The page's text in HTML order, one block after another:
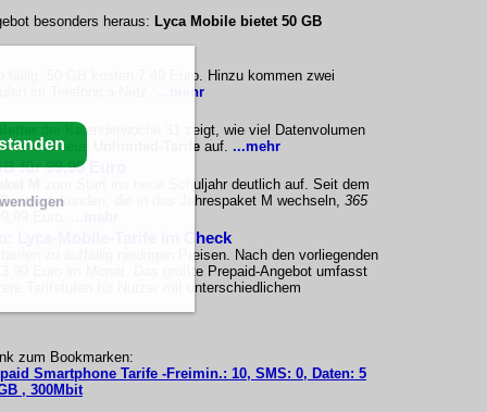
besonders heraus: Lyca Mobile bietet 50 GB
fällig, 50 GB kosten 7,49 Euro. Hinzu kommen zwei
im Telefónica-Netz. ...mehr
der Kalenderwoche 31 zeigt, wie viel Datenvolumen
und neue
Unlimited-Tarife auf. ...mehr
für 99,99 Euro
zum Start ins neue Schuljahr deutlich auf. Seit dem
die in das Jahrespaket M wechseln, 365
Euro.
Lyca-Mobile-Tarife im Check
zu auffällig niedrigen Preisen. Nach den vorliegenden
Euro im Monat. Das größte Prepaid-Angebot umfasst
Tarifstufen für Nutzer mit unterschiedlichem
zum Bookmarken:
Smartphone Tarife -Freimin.: 10, SMS: 0, Daten: 5
, 300Mbit